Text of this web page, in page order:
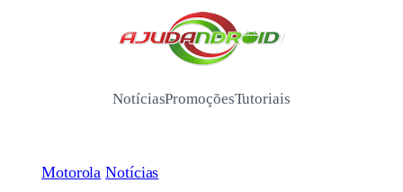
/
NotíciasPromoçõesTutoriais
Motorola Notícias